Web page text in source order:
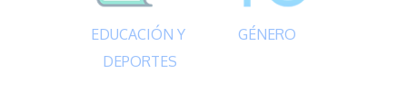
EDUCACIÓN Y
DEPORTES
GÉNERO